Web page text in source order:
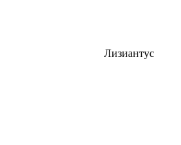
Лизиантус